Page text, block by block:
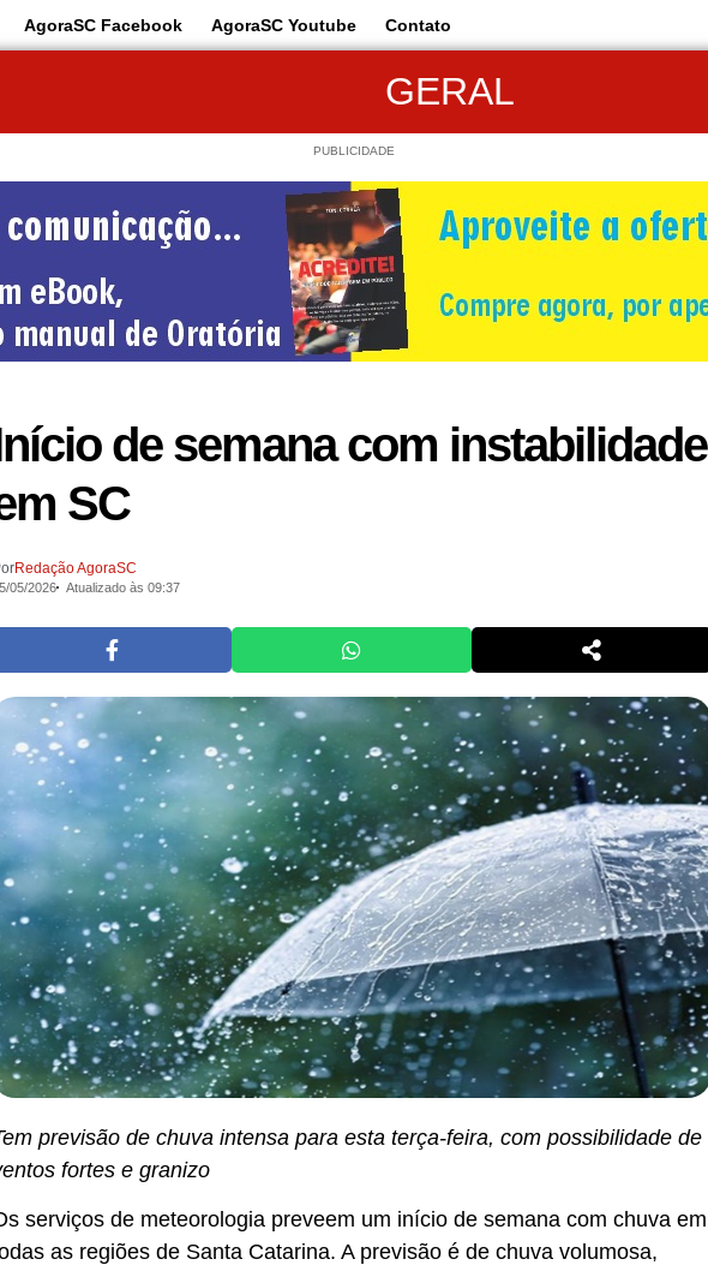
AgoraSC Facebook AgoraSC Youtube Contato
GERAL
PUBLICIDADE
de semana com instabilidade
SC
Redação AgoraSC
05/2026 Atualizado às 09:37
previsão de chuva intensa para esta terça-feira, com possibilidade de
fortes e granizo
serviços de meteorologia preveem um início de semana com chuva em
as regiões de Santa Catarina. A previsão é de chuva volumosa,